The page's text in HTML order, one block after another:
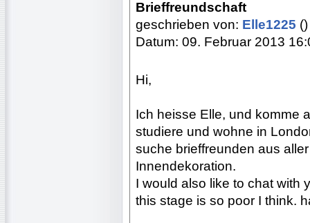
Brieffreundschaft
geschrieben von: Elle1225 ()
Datum: 09. Februar 2013
Hi,
Ich heisse Elle, und komme
studiere und wohne in
suche brieffreunden aus
Innendekoration.
I would also like to chat with
this stage is so poor I think.